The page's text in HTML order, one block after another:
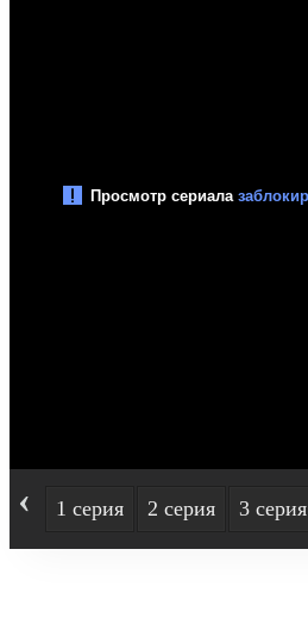
‹ 1 серия 2 серия 3 серия